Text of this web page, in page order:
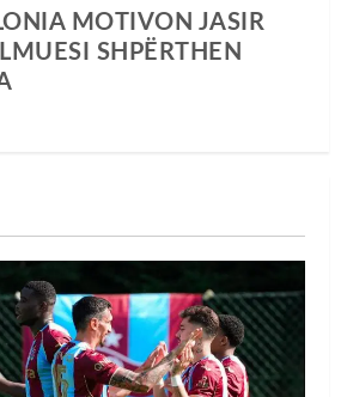
MOTIVON JASIR
SHPËRTHEN